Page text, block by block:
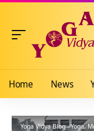
Home News
Yoga Vidya Blog - Yoga,